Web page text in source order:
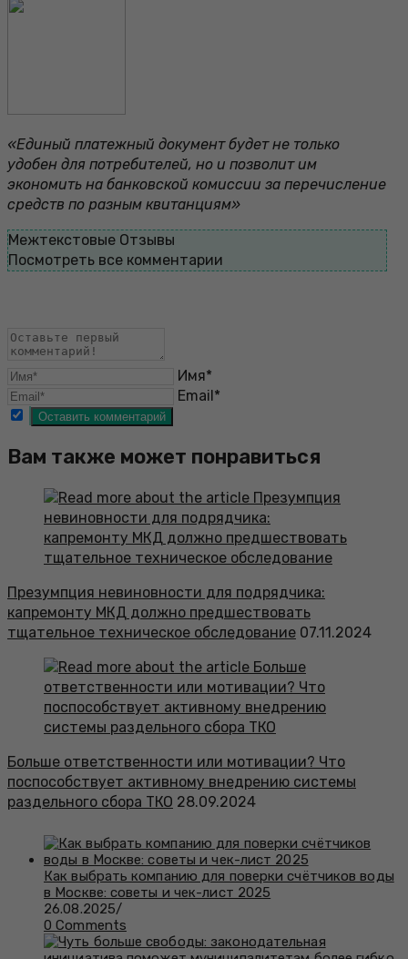
«Единый платежный документ будет не только
удобен для потребителей, но и позволит им
экономить на банковской комиссии за перечисление
средств по разным квитанциям»
Межтекстовые Отзывы
Посмотреть все комментарии
Имя*
Email*
Вам также может понравиться
Презумпция невиновности для подрядчика:
капремонту МКД должно предшествовать
тщательное техническое обследование 07.11.2024
Больше ответственности или мотивации? Что
поспособствует активному внедрению системы
раздельного сбора ТКО 28.09.2024
Как выбрать компанию для поверки счётчиков воды
в Москве: советы и чек-лист 2025
26.08.2025/
0 Comments